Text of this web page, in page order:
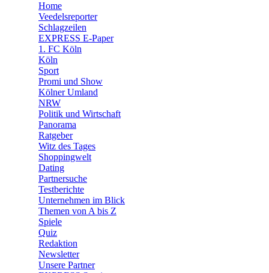
🛒 Shoppingwelt
Home
Veedelsreporter
Schlagzeilen
EXPRESS E-Paper
1. FC Köln
Köln
Sport
Promi und Show
Kölner Umland
NRW
Politik und Wirtschaft
Panorama
Ratgeber
Witz des Tages
Shoppingwelt
Dating
Partnersuche
Testberichte
Unternehmen im Blick
Themen von A bis Z
Spiele
Quiz
Redaktion
Newsletter
Unsere Partner